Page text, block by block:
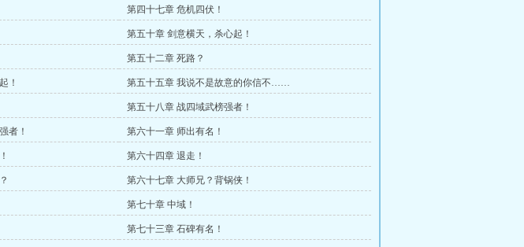
第四十七章 危机四伏！
第五十章 剑意横天，杀心起！
第五十二章 死路？
！ 第五十五章 我说不是故意的你信不……
第五十八章 战四域武榜强者！
者！ 第六十一章 师出有名！
第六十四章 退走！
第六十七章 大师兄？背锅侠！
第七十章 中域！
第七十三章 石碑有名！